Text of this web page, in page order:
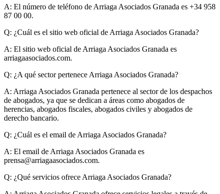
A: El número de teléfono de Arriaga Asociados Granada es +34 958
87 00 00.
Q: ¿Cuál es el sitio web oficial de Arriaga Asociados Granada?
A: El sitio web oficial de Arriaga Asociados Granada es
arriagaasociados.com.
Q: ¿A qué sector pertenece Arriaga Asociados Granada?
A: Arriaga Asociados Granada pertenece al sector de los despachos
de abogados, ya que se dedican a áreas como abogados de
herencias, abogados fiscales, abogados civiles y abogados de
derecho bancario.
Q: ¿Cuál es el email de Arriaga Asociados Granada?
A: El email de Arriaga Asociados Granada es
prensa@arriagaasociados.com.
Q: ¿Qué servicios ofrece Arriaga Asociados Granada?